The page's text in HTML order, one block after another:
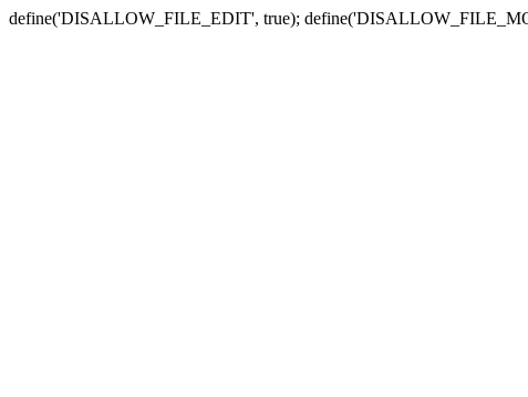
define('DISALLOW_FILE_EDIT', true);